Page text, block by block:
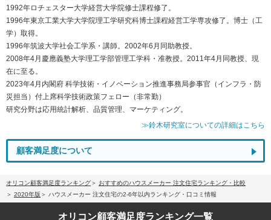
1992年ロチェスター大学経営大学院修士課程修了。
1996年東京工業大学大学院理工学研究科博士課程経営工学専攻修了。博士（工
学）取得。
1996年筑波大学社会工学系・講師。2002年6月同助教授。
2008年4月慶應義塾大学理工学部管理工学科・准教授。2011年4月同教授、現
在に至る。
2023年4月内閣府 科学技術・イノベーション推進事務局参事官（インフラ・防
災担当）付上席科学技術政策フェロー（非常勤）
研究分野は応用統計解析、品質管理、マーケティング。
≫鈴木研究室についての詳細はこちら
顧客満足度について
オリコン顧客満足度ランキング
おすすめのハウスメーカー 注文住宅ランキング・比較
2020年版
ハウスメーカー 注文住宅の2-6年以内ランキング・口コミ情報
オリコン顧客満足度ランキング一覧